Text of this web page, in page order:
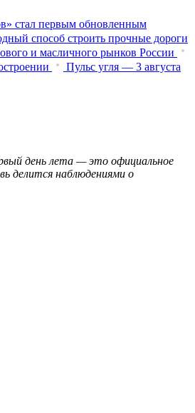
стал первым обновленным
способ строить прочные дороги
и масличного рынков России
Пульс угля — 3 августа
день лета — это официальное
делится наблюдениями о